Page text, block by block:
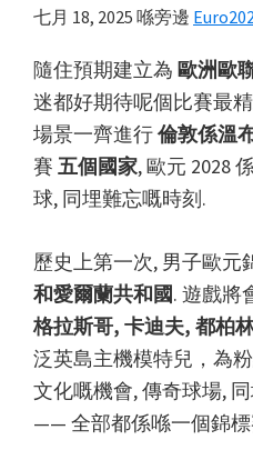
歐
足
協
歐
洲
足
冠
軍
賽,
溫
布
七月 18, 2025 喺旁邊
隨住預期建立為 歐洲歐
迷都好期待呢個比賽最
場景一齊進行倫敦係溫
賽 五個國家, 歐元 2028
球, 同埋難忘嘅時刻.
歷史上第一次, 男子歐元
和愛爾蘭共和國. 遊戲將
格拉斯哥, 卡迪夫, 都柏
泛英島主機模特兒，為
文化嘅機會, 傳奇球場,
—— 全部都係喺一個錦標